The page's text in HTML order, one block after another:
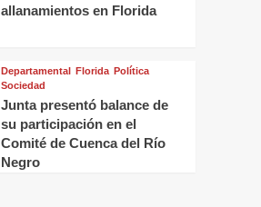
allanamientos en Florida
Departamental Florida Política
Sociedad
Junta presentó balance de
su participación en el
Comité de Cuenca del Río
Negro